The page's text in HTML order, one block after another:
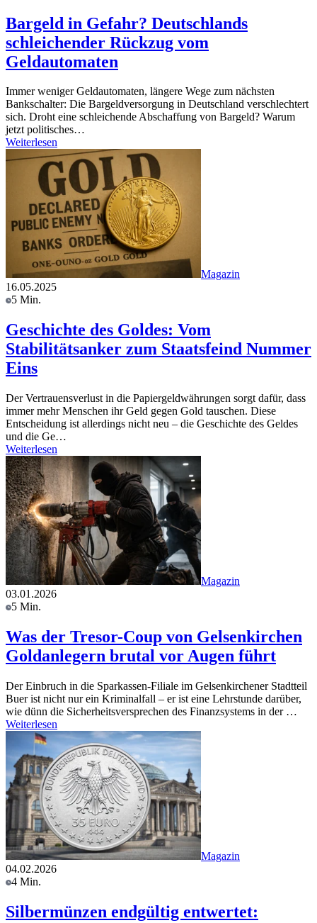
Bargeld in Gefahr? Deutschlands
schleichender Rückzug vom
Geldautomaten
Immer weniger Geldautomaten, längere Wege zum nächsten
Bankschalter: Die Bargeldversorgung in Deutschland verschlechtert
sich. Droht eine schleichende Abschaffung von Bargeld? Warum
jetzt politisches…
Weiterlesen
Magazin
16.05.2025
5 Min.
Geschichte des Goldes: Vom
Stabilitätsanker zum Staatsfeind Nummer
Eins
Der Vertrauensverlust in die Papiergeldwährungen sorgt dafür, dass
immer mehr Menschen ihr Geld gegen Gold tauschen. Diese
Entscheidung ist allerdings nicht neu – die Geschichte des Geldes
und die Ge…
Weiterlesen
Magazin
03.01.2026
5 Min.
Was der Tresor-Coup von Gelsenkirchen
Goldanlegern brutal vor Augen führt
Der Einbruch in die Sparkassen-Filiale im Gelsenkirchener Stadtteil
Buer ist nicht nur ein Kriminalfall – er ist eine Lehrstunde darüber,
wie dünn die Sicherheitsversprechen des Finanzsystems in der …
Weiterlesen
Magazin
04.02.2026
4 Min.
Silbermünzen endgültig entwertet: